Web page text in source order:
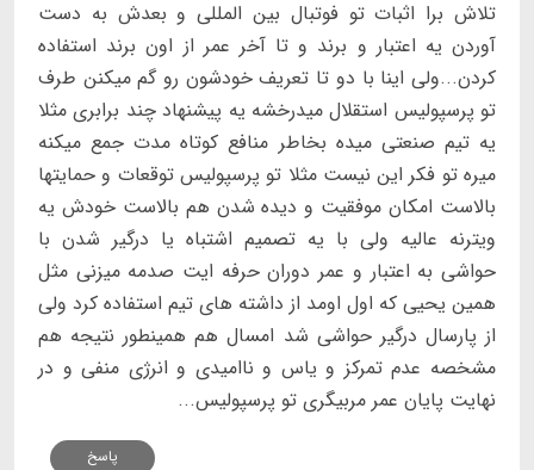
تلاش برا اثبات تو فوتبال بین المللی و بعدش به دست
آوردن یه اعتبار و برند و تا آخر عمر از اون برند استفاده
کردن...ولی اینا با دو تا تعریف خودشون رو گم میکنن طرف
تو پرسپولیس استقلال میدرخشه یه پیشنهاد چند برابری مثلا
یه تیم صنعتی میده بخاطر منافع کوتاه مدت جمع میکنه
میره تو فکر این نیست مثلا تو پرسپولیس توقعات و حمایتها
بالاست امکان موفقیت و دیده شدن هم بالاست خودش یه
ویترنه عالیه ولی با یه تصمیم اشتباه یا درگیر شدن با
حواشی به اعتبار و عمر دوران حرفه ایت صدمه میزنی مثل
همین یحیی که اول اومد از داشته های تیم استفاده کرد ولی
از پارسال درگیر حواشی شد امسال هم همینطور نتیجه هم
مشخصه عدم تمرکز و یاس و ناامیدی و انرژی منفی و در
نهایت پایان عمر مربیگری تو پرسپولیس...
پاسخ